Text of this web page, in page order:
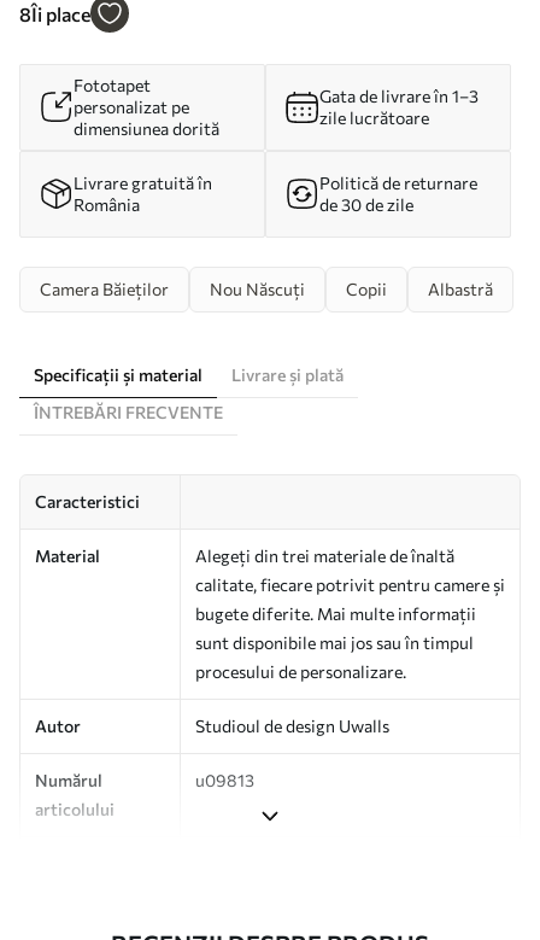
8Îi place
Fototapet
personalizat pe
dimensiunea dorită
Gata de livrare în 1–3
zile lucrătoare
Livrare gratuită în
România
Politică de returnare
de 30 de zile
Camera Băieților Nou Născuți Copii Albastră
Specificații și material
Livrare și plată
ÎNTREBĂRI FRECVENTE
Caracteristici
Material
Alegeți din trei materiale de înaltă
calitate, fiecare potrivit pentru camere și
bugete diferite. Mai multe informații
sunt disponibile mai jos sau în timpul
procesului de personalizare.
Autor Studioul de design Uwalls
Numărul
articolului
u09813